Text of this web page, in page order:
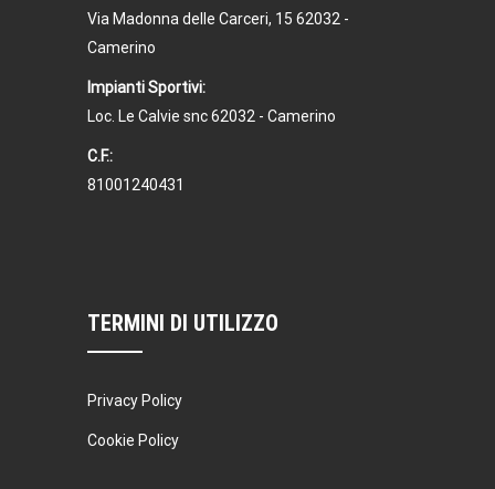
Via Madonna delle Carceri, 15 62032 -
Camerino
Impianti Sportivi:
Loc. Le Calvie snc 62032 - Camerino
C.F.:
81001240431
TERMINI DI UTILIZZO
Privacy Policy
Cookie Policy